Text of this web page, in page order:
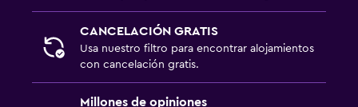
CANCELACIÓN GRATIS
Usa nuestro filtro para encontrar alojamientos
con cancelación gratis.
Millones de opiniones